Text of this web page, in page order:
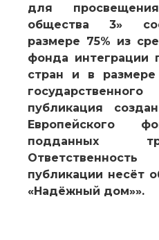
для
общества 3»
размере 75% из
фонда интеграции
стран и в
публикация
Европейского
подданных
публикации несёт
«Надёжный дом»».